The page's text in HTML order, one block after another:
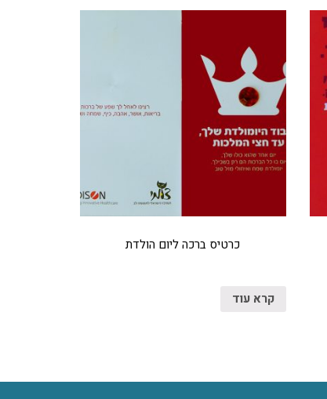
כרטיס ברכה ליום הולדת
קרא עוד